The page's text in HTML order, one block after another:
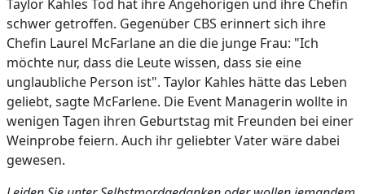
Taylor Kahles Tod hat ihre Angehörigen und ihre Chefin
schwer getroffen. Gegenüber CBS erinnert sich ihre
Chefin Laurel McFarlane an die die junge Frau: "Ich
möchte nur, dass die Leute wissen, dass sie eine
unglaubliche Person ist". Taylor Kahles hätte das Leben
geliebt, sagte McFarlene. Die Event Managerin wollte in
wenigen Tagen ihren Geburtstag mit Freunden bei einer
Weinprobe feiern. Auch ihr geliebter Vater wäre dabei
gewesen.